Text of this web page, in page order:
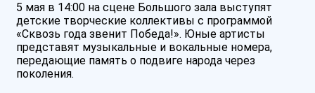
5 мая в 14:00 на сцене Большого зала выступят
детские творческие коллективы с программой
«Сквозь года звенит Победа!». Юные артисты
представят музыкальные и вокальные номера,
передающие память о подвиге народа через
поколения.